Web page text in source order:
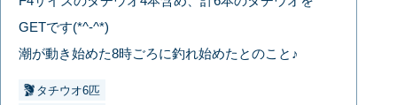
GETです(*^-^*)
潮が動き始めた8時ごろに釣れ始めたとのこと♪
タチウオ6匹